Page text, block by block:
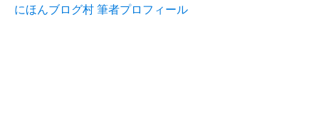
にほんブログ村 筆者プロフィール